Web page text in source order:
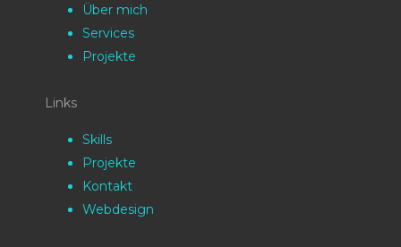
Über mich
Services
Projekte
Links
Skills
Projekte
Kontakt
Webdesign